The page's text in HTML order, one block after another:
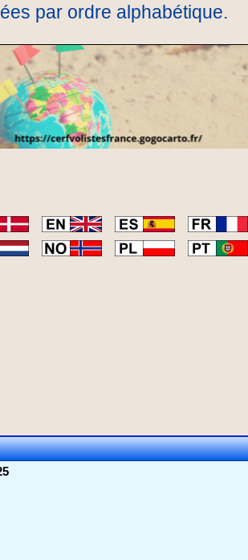
par ordre alphabétique.